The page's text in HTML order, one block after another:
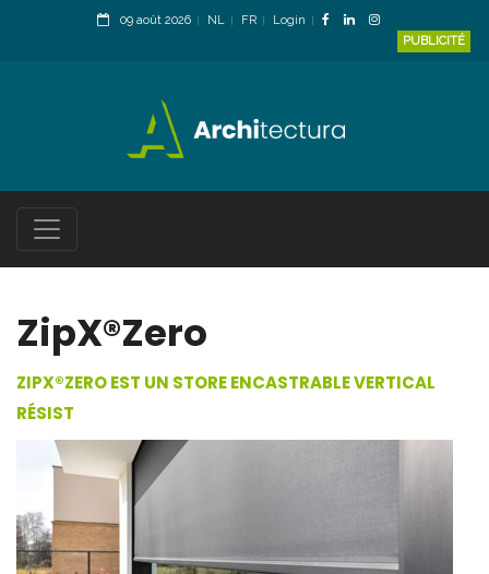
09 août 2026 NL FR
Login
PUBLICITÉ
ZipX®Zero
ZIPX®ZERO EST UN STORE ENCASTRABLE VERTICAL
RÉSIST